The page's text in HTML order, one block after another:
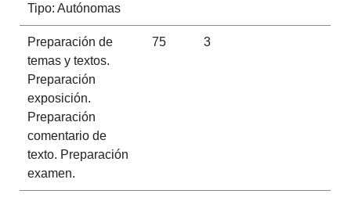
Tipo: Autónomas
Preparación de
temas y textos.
Preparación
exposición.
Preparación
comentario de
texto. Preparación
examen.
75 3